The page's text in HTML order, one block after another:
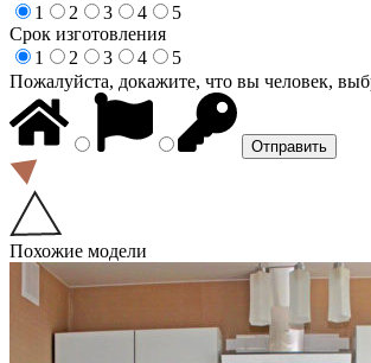
1
2 3 4
5
Срок изготовления
1
2 3 4
5
Пожалуйста, докажите, что вы человек,
Похожие модели